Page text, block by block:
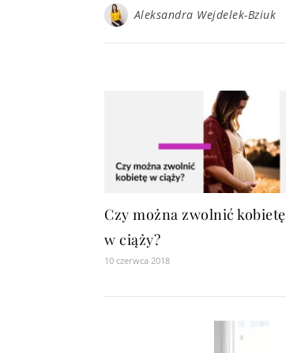
Aleksandra Wejdelek-Bziuk
Czy można zwolnić kobietę
w ciąży?
10 czerwca 2018